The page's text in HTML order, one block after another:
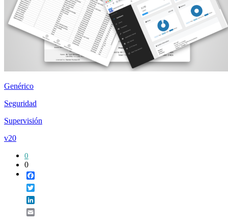
Genérico
Seguridad
Supervisión
v20
0
0